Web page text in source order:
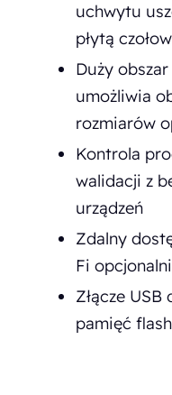
uchwytu
płytą
Duży
umożliwia
rozmiarów
Kontrola
walidacji z
urządzeń
Zdalny
Fi
Złącze
pamięć flash